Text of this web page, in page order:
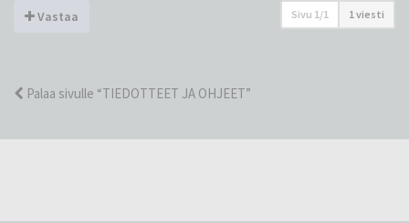
Vastaa Sivu 1/1 1 viesti
Palaa sivulle “TIEDOTTEET JA OHJEET”